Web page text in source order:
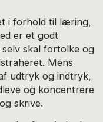
i forhold til læring,
er et godt
skal fortolke og
Mens
udtryk og indtryk,
og koncentrere
skrive.